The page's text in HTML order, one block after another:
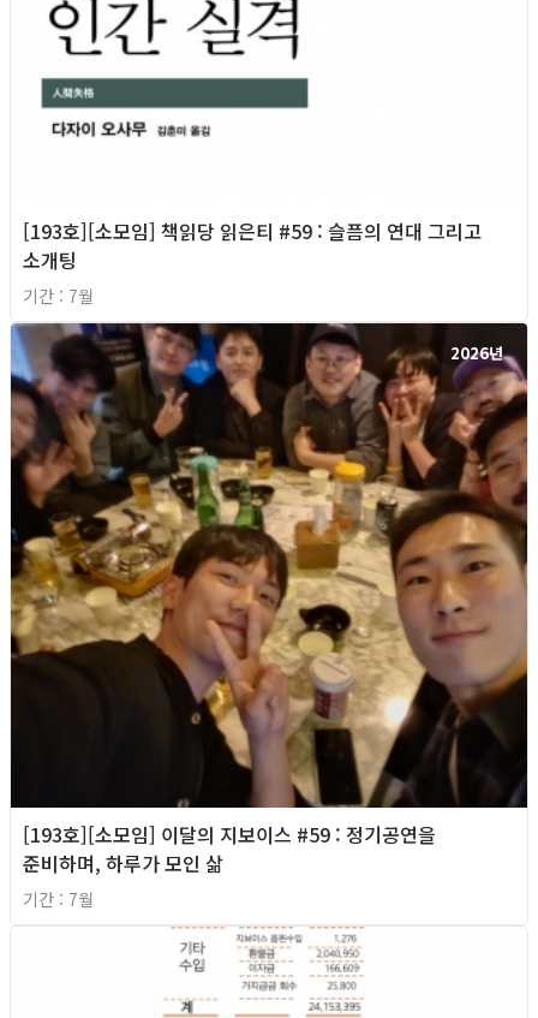
[193호][소모임] 책읽당 읽은티 #59 : 슬픔의 연대 그리고
소개팅
기간 : 7월
2026년
[193호][소모임] 이달의 지보이스 #59 : 정기공연을
준비하며, 하루가 모인 삶
기간 : 7월